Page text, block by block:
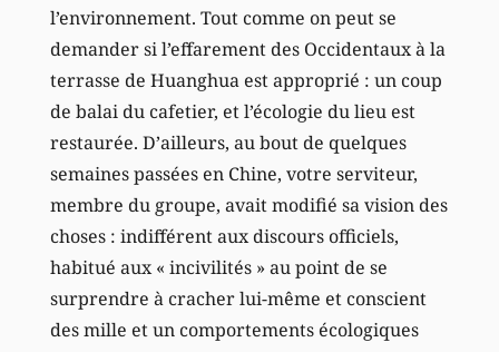
l’environnement. Tout comme on peut se
demander si l’effarement des Occidentaux à la
terrasse de Huanghua est approprié : un coup
de balai du cafetier, et l’écologie du lieu est
restaurée. D’ailleurs, au bout de quelques
semaines passées en Chine, votre serviteur,
membre du groupe, avait modifié sa vision des
choses : indifférent aux discours officiels,
habitué aux « incivilités » au point de se
surprendre à cracher lui-même et conscient
des mille et un comportements écologiques